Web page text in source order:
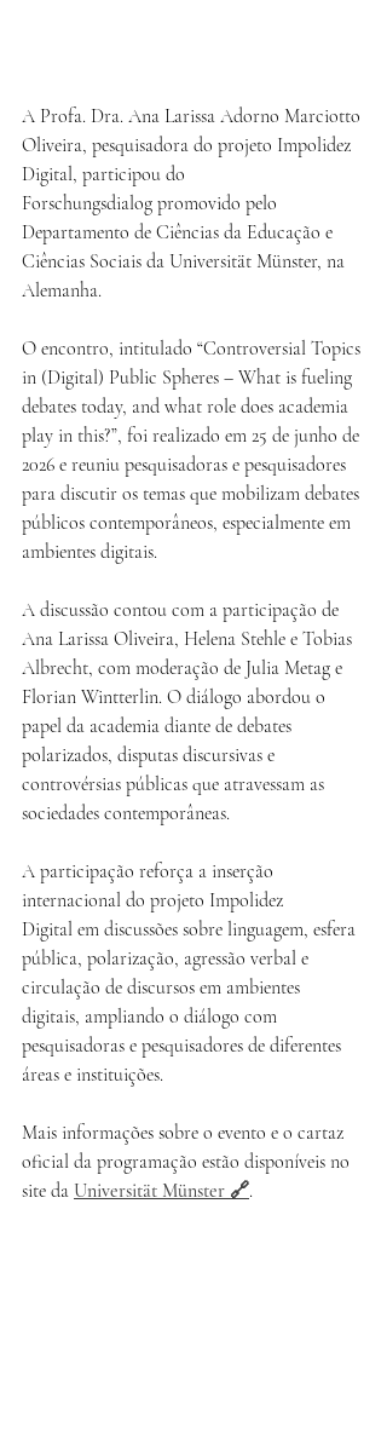
A Profa. Dra. Ana Larissa Adorno Marciotto
Oliveira, pesquisadora do projeto Impolidez
Digital, participou do
Forschungsdialog promovido pelo
Departamento de Ciências da Educação e
Ciências Sociais da Universität Münster, na
Alemanha.
O encontro, intitulado “Controversial Topics
in (Digital) Public Spheres – What is fueling
debates today, and what role does academia
play in this?”, foi realizado em 25 de junho de
2026 e reuniu pesquisadoras e pesquisadores
para discutir os temas que mobilizam debates
públicos contemporâneos, especialmente em
ambientes digitais.
A discussão contou com a participação de
Ana Larissa Oliveira, Helena Stehle e Tobias
Albrecht, com moderação de Julia Metag e
Florian Wintterlin. O diálogo abordou o
papel da academia diante de debates
polarizados, disputas discursivas e
controvérsias públicas que atravessam as
sociedades contemporâneas.
A participação reforça a inserção
internacional do projeto Impolidez
Digital em discussões sobre linguagem, esfera
pública, polarização, agressão verbal e
circulação de discursos em ambientes
digitais, ampliando o diálogo com
pesquisadoras e pesquisadores de diferentes
áreas e instituições.
Mais informações sobre o evento e o cartaz
oficial da programação estão disponíveis no
site da Universität Münster 🔗.